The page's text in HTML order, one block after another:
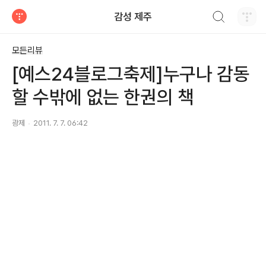
감성 제주
모든리뷰
[예스24블로그축제]누구나 감동
할 수밖에 없는 한권의 책
광제 2011. 7. 7. 06:42